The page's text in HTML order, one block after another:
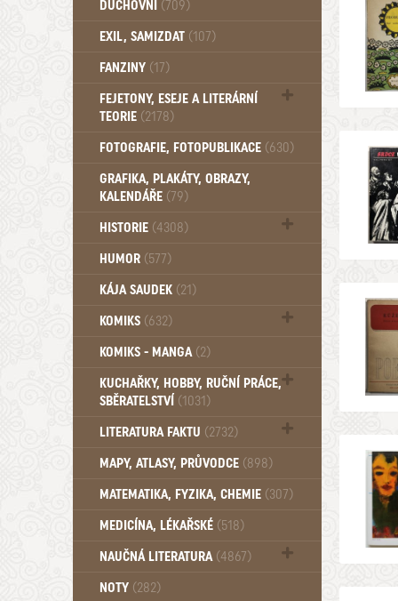
DUCHOVNÍ (709)
Okultismus (110)
EXIL, SAMIZDAT (107)
FANZINY (17)
FEJETONY, ESEJE A LITERÁRNÍ
TEORIE (2178)
Citáty, aforismy, snáře, přísloví,
FOTOGRAFIE, FOTOPUBLIKACE (630)
GRAFIKA, PLAKÁTY, OBRAZY,
KALENDÁŘE (79)
HISTORIE (4308)
Mytologie, Mýty, Báje, Pověsti (203)
HUMOR (577)
KÁJA SAUDEK (21)
KOMIKS (632)
Komiks - Čtyřlístek (234)
KOMIKS - MANGA (2)
KUCHAŘKY, HOBBY, RUČNÍ PRÁCE,
SBĚRATELSTVÍ (1031)
Dům a byt (102)
LITERATURA FAKTU (2732)
Katalogy (503)
MAPY, ATLASY, PRŮVODCE (898)
MATEMATIKA, FYZIKA, CHEMIE (307)
MEDICÍNA, LÉKAŘSKÉ (518)
NAUČNÁ LITERATURA (4867)
Zdraví a zdraví životní styl (510)
NOTY (282)